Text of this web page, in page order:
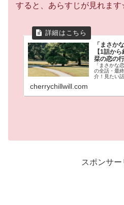
すると、あらすじが見れま
「まさか
【1話か
栞の恋の
「まさかな
の全話・最
介！見たい
５）の隣に
cherrychillwill.com
スポンサー